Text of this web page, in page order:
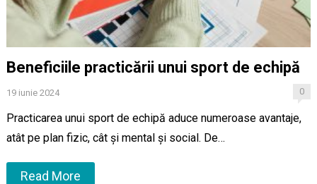
Beneficiile practicării unui sport de echipă
19 iunie 2024 0
Practicarea unui sport de echipă aduce numeroase avantaje,
atât pe plan fizic, cât și mental și social. De…
Read More